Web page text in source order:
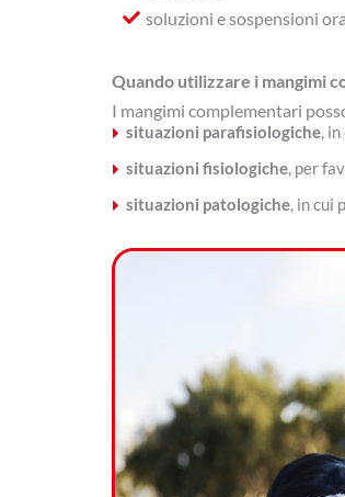
soluzioni e sospensioni
Quando utilizzare i mangimi
I mangimi complementari
situazioni parafisiologiche ,
situazioni fisiologiche , per
situazioni patologiche , in